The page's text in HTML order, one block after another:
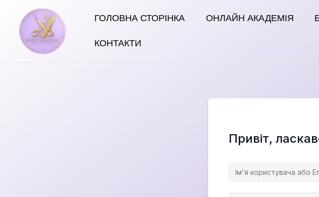
вмісту
ГОЛОВНА СТОРІНКА ОНЛАЙН АКАДЕМІЯ
КОНТАКТИ
Привіт,